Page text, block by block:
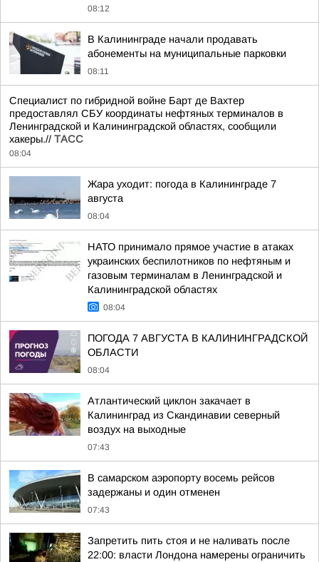
08:12
В Калининграде начали продавать
абонементы на муниципальные парковки
08:11
Специалист по гибридной войне Барт де Вахтер
предоставлял СБУ координаты нефтяных терминалов в
Ленинградской и Калининградской областях, сообщили
хакеры.// ТАСС
08:04
Жара уходит: погода в Калининграде 7
августа
08:04
НАТО принимало прямое участие в атаках
украинских беспилотников по нефтяным и
газовым терминалам в Ленинградской и
Калининградской областях
08:04
ПОГОДА 7 АВГУСТА В КАЛИНИНГРАДСКОЙ
ОБЛАСТИ
08:04
Атлантический циклон закачает в
Калининград из Скандинавии северный
воздух на выходные
07:43
В самарском аэропорту восемь рейсов
задержаны и один отменен
07:43
Запретить пить стоя и не наливать после
22:00: власти Лондона намерены ограничить